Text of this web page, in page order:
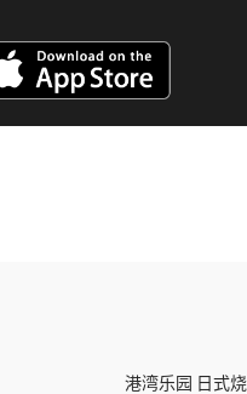
港湾乐园 日式